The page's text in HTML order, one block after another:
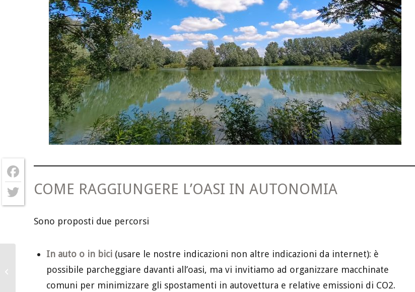
COME RAGGIUNGERE L’OASI IN AUTONOMIA
Sono proposti due percorsi
In auto o in bici (usare le nostre indicazioni non altre indicazioni da internet): è
possibile parcheggiare davanti all’oasi, ma vi invitiamo ad organizzare macchinate
comuni per minimizzare gli spostamenti in autovettura e relative emissioni di CO2.
Oasi aperta
Facebook
Twitter